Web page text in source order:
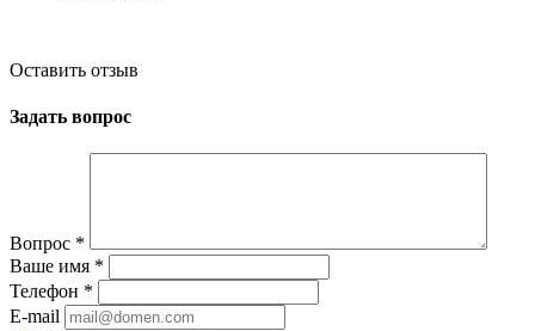
Оставить отзыв
Задать вопрос
Вопрос *
Ваше имя *
Телефон *
E-mail